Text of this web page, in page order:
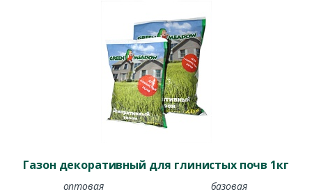
Газон декоративный для глинистых почв 1кг
оптовая базовая